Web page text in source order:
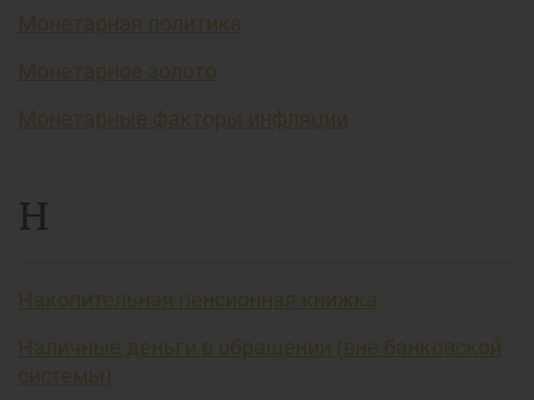
Монетарная политика
Монетарное золото
Монетарные факторы инфляции
Н
Накопительная пенсионная книжка
Наличные деньги в обращении (вне банковской
системы)